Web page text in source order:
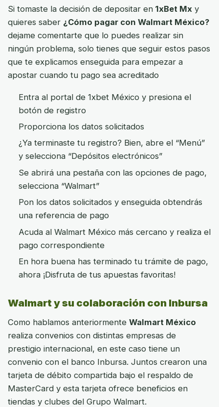
Si tomaste la decisión de depositar en 1xBet Mx y
quieres saber ¿Cómo pagar con Walmart México?
dejame comentarte que lo puedes realizar sin
ningún problema, solo tienes que seguir estos pasos
que te explicamos enseguida para empezar a
apostar cuando tu pago sea acreditado
Entra al portal de 1xbet México y presiona el
botón de registro
Proporciona los datos solicitados
¿Ya terminaste tu registro? Bien, abre el “Menú”
y selecciona “Depósitos electrónicos”
Se abrirá una pestaña con las opciones de pago,
selecciona “Walmart”
Pon los datos solicitados y enseguida obtendrás
una referencia de pago
Acuda al Walmart México más cercano y realiza el
pago correspondiente
En hora buena has terminado tu trámite de pago,
ahora ¡Disfruta de tus apuestas favoritas!
Walmart y su colaboración con Inbursa
Como hablamos anteriormente Walmart México
realiza convenios con distintas empresas de
prestigio internacional, en este caso tiene un
convenio con el banco Inbursa. Juntos crearon una
tarjeta de débito compartida bajo el respaldo de
MasterCard y esta tarjeta ofrece beneficios en
tiendas y clubes del Grupo Walmart.